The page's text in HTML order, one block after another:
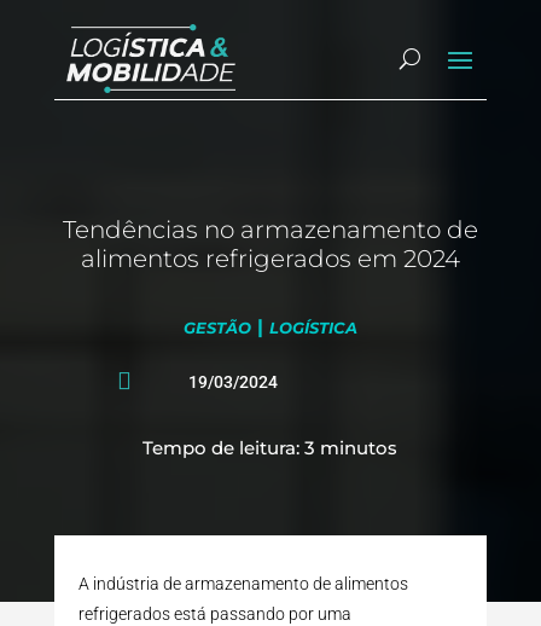
Tendências no armazenamento de
alimentos refrigerados em 2024
GESTÃO| LOGÍSTICA
 19/03/2024
Tempo de leitura: 3 minutos
A indústria de armazenamento de alimentos
refrigerados está passando por uma